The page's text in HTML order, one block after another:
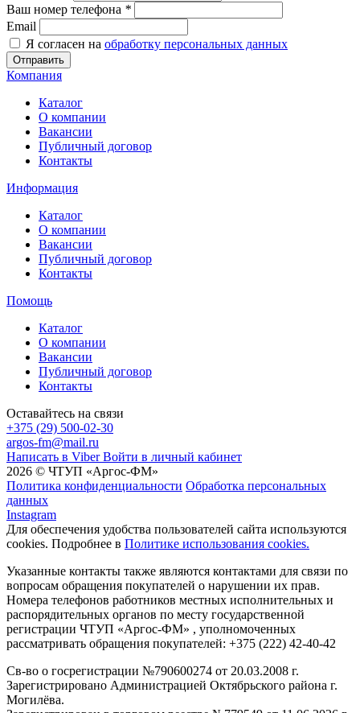
Ваш номер телефона *
Email
Я согласен на обработку персональных данных
Отправить
Компания
Каталог
О компании
Вакансии
Публичный договор
Контакты
Информация
Каталог
О компании
Вакансии
Публичный договор
Контакты
Помощь
Каталог
О компании
Вакансии
Публичный договор
Контакты
Оставайтесь на связи
+375 (29) 500-02-30
argos-fm@mail.ru
Написать в Viber Войти в личный кабинет
2026 © ЧТУП «Аргос-ФМ»
Политика конфиденциальности Обработка персональных
данных
Instagram
Для обеспечения удобства пользователей сайта используются
cookies. Подробнее в Политике использования cookies.
Указанные контакты также являются контактами для связи по
вопросам обращения покупателей о нарушении их прав.
Номера телефонов работников местных исполнительных и
распорядительных органов по месту государственной
регистрации ЧТУП «Аргос-ФМ» , уполномоченных
рассматривать обращения покупателей: +375 (222) 42-40-42
Св-во о госрегистрации №790600274 от 20.03.2008 г.
Зарегистрировано Администрацией Октябрьского района г.
Могилёва.